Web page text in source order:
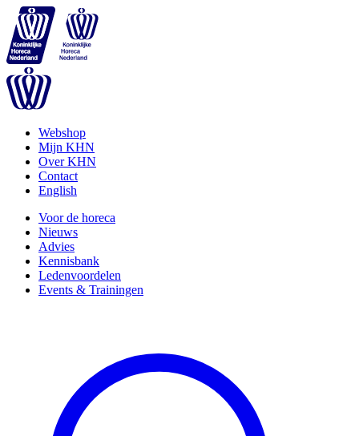
Webshop
Mijn KHN
Over KHN
Contact
English
Voor de horeca
Nieuws
Advies
Kennisbank
Ledenvoordelen
Events & Trainingen